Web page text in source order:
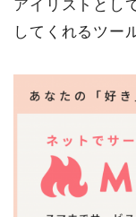
アイリストとし
してくれるツー